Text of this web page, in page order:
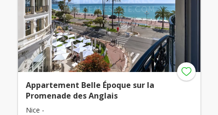
Appartement Belle Époque sur la
Promenade des Anglais
Nice -